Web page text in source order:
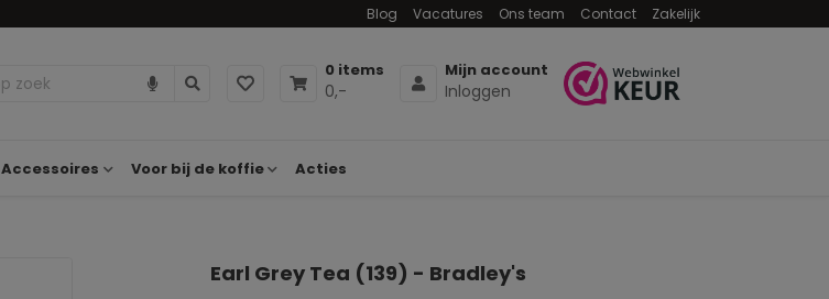
Blog Vacatures Ons team Contact Zakelijk
0 items
0,-
Mijn account
Inloggen
Accessoires Voor bij de koffie Acties
Earl Grey Tea (139) - Bradley's